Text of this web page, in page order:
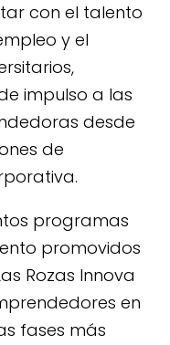
con el talento
y el
impulso a las
desde
de
programas
promovidos
Rozas Innova
en
fases más